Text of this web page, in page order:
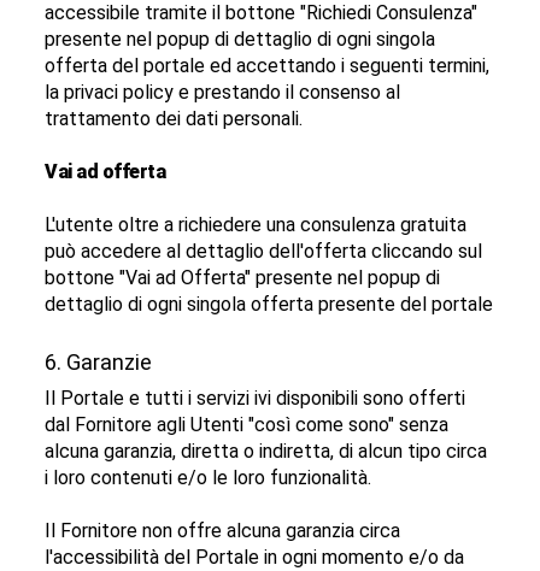
accessibile tramite il bottone "Richiedi Consulenza"
presente nel popup di dettaglio di ogni singola
offerta del portale ed accettando i seguenti termini,
la privaci policy e prestando il consenso al
trattamento dei dati personali.
Vai ad offerta
L'utente oltre a richiedere una consulenza gratuita
può accedere al dettaglio dell'offerta cliccando sul
bottone "Vai ad Offerta" presente nel popup di
dettaglio di ogni singola offerta presente del portale
6. Garanzie
Il Portale e tutti i servizi ivi disponibili sono offerti
dal Fornitore agli Utenti "così come sono" senza
alcuna garanzia, diretta o indiretta, di alcun tipo circa
i loro contenuti e/o le loro funzionalità.
Il Fornitore non offre alcuna garanzia circa
l'accessibilità del Portale in ogni momento e/o da